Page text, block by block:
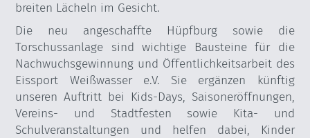
breiten Lächeln im Gesicht.
Die neu angeschaffte Hüpfburg sowie die
Torschussanlage sind wichtige Bausteine für die
Nachwuchsgewinnung und Öffentlichkeitsarbeit des
Eissport Weißwasser e.V. Sie ergänzen künftig
unseren Auftritt bei Kids-Days, Saisoneröffnungen,
Vereins- und Stadtfesten sowie Kita- und
Schulveranstaltungen und helfen dabei, Kinder